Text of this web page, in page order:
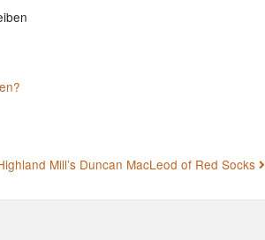
Mill’s Duncan MacLeod of Red Socks